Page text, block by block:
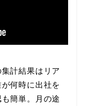
計結果はリア
何時に出社を
簡単。月の途